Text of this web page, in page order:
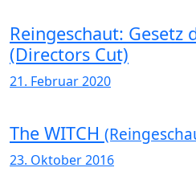
Reingeschaut: Gesetz
(Directors Cut)
21. Februar 2020
The WITCH
23. Oktober 2016